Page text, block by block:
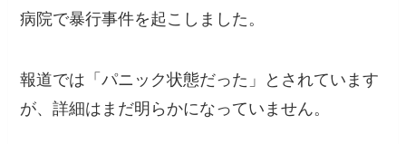
病院で暴行事件を起こしました。
報道では「パニック状態だった」とされています
が、詳細はまだ明らかになっていません。